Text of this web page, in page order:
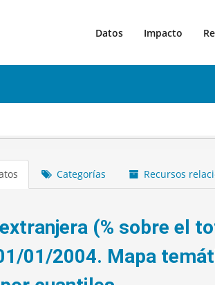
Datos Impacto
Categorías Recursos
(% sobre el
01/2004. Mapa